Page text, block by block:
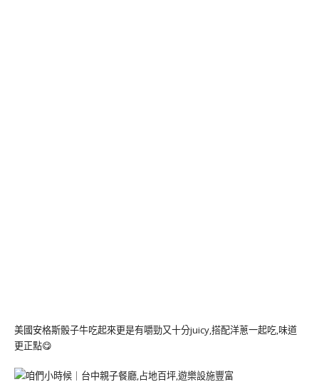
美國安格斯骰子牛吃起來更是有嚼勁又十分juicy,搭配洋蔥一起吃,味道
更正點😋